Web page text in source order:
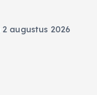
2 augustus 2026